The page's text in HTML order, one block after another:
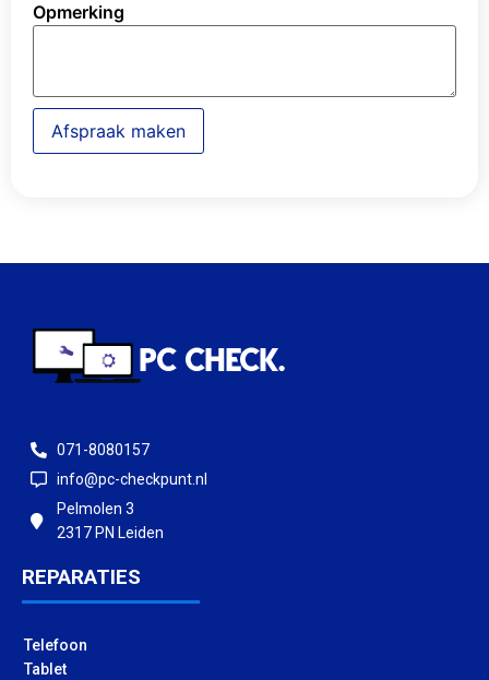
Opmerking
Afspraak maken
071-8080157
info@pc-checkpunt.nl
Pelmolen 3
2317 PN Leiden
REPARATIES
Telefoon
Tablet